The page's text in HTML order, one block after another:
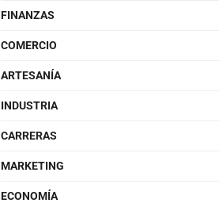
FINANZAS
COMERCIO
ARTESANÍA
INDUSTRIA
CARRERAS
MARKETING
ECONOMÍA